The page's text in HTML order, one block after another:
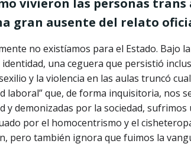
vivieron las personas
gran ausente del relato
no existíamos para el Estado. Bajo
una ceguera que persistió
y la violencia en las aulas truncó
que, de forma inquisitoria, nos
y demonizadas por la sociedad,
por el homocentrismo y el
pero también ignora que fuimos la